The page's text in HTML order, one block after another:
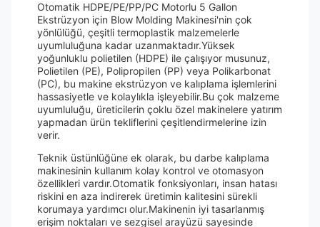
Otomatik HDPE/PE/PP/PC Motorlu 5 Gallon
Ekstrüzyon için Blow Molding Makinesi'nin çok
yönlülüğü, çeşitli termoplastik malzemelerle
uyumluluğuna kadar uzanmaktadır.Yüksek
yoğunluklu polietilen (HDPE) ile çalışıyor musunuz,
Polietilen (PE), Polipropilen (PP) veya Polikarbonat
(PC), bu makine ekstrüzyon ve kalıplama işlemlerini
hassasiyetle ve kolaylıkla işleyebilir.Bu çok malzeme
uyumluluğu, üreticilerin çoklu özel makinelere yatırım
yapmadan ürün tekliflerini çeşitlendirmelerine izin
verir.
Teknik üstünlüğüne ek olarak, bu darbe kalıplama
makinesinin kullanım kolay kontrol ve otomasyon
özellikleri vardır.Otomatik fonksiyonları, insan hatası
riskini en aza indirerek üretimin kalitesini sürekli
korumaya yardımcı olur.Makinenin iyi tasarlanmış
erişim noktaları ve sezgisel arayüzü sayesinde